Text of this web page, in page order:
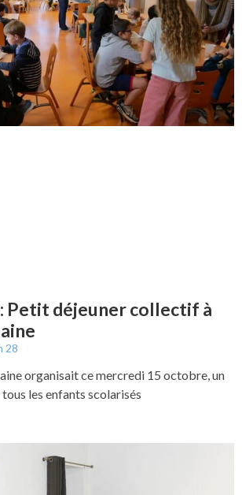
Petit déjeuner collectif à
28
organisait ce mercredi 15 octobre, un
les enfants scolarisés